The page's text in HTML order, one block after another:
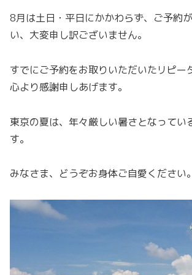
8月は土日・平日にかかわらず、ご予約
い、大変申し訳ございません。
すでにご予約をお取りいただいたリピー
心より感謝申しあげます。
東京の夏は、年々厳しい暑さとなってい
す。
みなさま、どうぞお身体ご自愛ください。